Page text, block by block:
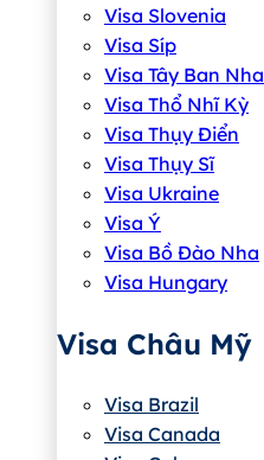
Visa Slovenia
Visa Síp
Visa Tây Ban Nha
Visa Thổ Nhĩ Kỳ
Visa Thụy Điển
Visa Thụy Sĩ
Visa Ukraine
Visa Ý
Visa Bồ Đào Nha
Visa Hungary
Visa Châu Mỹ
Visa Brazil
Visa Canada